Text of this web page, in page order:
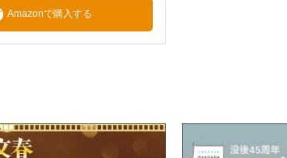
Amazonで購入する